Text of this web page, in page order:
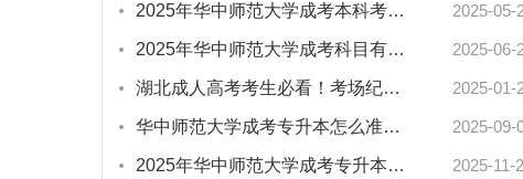
2025年华中师范大学成考本科考什么？报考指南来了！ 2025-05-
2025年华中师范大学成考科目有哪些？报考指南来了！ 2025-06-
湖北成人高考考生必看！考场纪律详解，关键要点不容忽视 2025-01-
华中师范大学成考专升本怎么准备？湖北考生必看攻略 2025-09-
2025年华中师范大学成考专升本毕业要求有哪些？ 2025-11-